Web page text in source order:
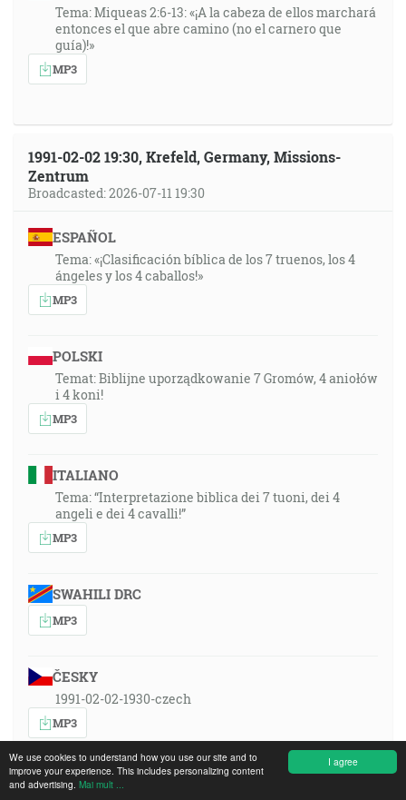
I agree
We use cookies to understand how you use our site and to
improve your experience. This includes personalizing content
and advertising. Mai mult ...
Tema: Miqueas 2:6-13: «¡A la cabeza de ellos marchará
entonces el que abre camino (no el carnero que
guía)!»
MP3
1991-02-02 19:30, Krefeld, Germany, Missions-
Zentrum
Broadcasted: 2026-07-11 19:30
ESPAÑOL
Tema: «¡Clasificación bíblica de los 7 truenos, los 4
ángeles y los 4 caballos!»
MP3
POLSKI
Temat: Biblijne uporządkowanie 7 Gromów, 4 aniołów
i 4 koni!
MP3
ITALIANO
Tema: “Interpretazione biblica dei 7 tuoni, dei 4
angeli e dei 4 cavalli!”
MP3
SWAHILI DRC
MP3
ČESKY
1991-02-02-1930-czech
MP3
PORTUGUÊS